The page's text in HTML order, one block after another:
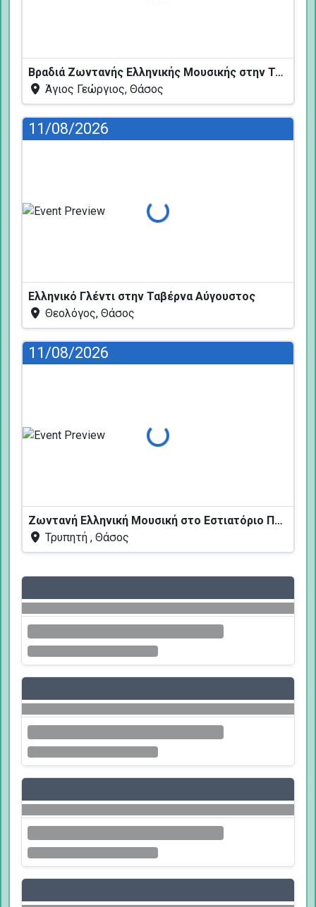
Βραδιά Ζωντανής Ελληνικής Μουσικής στην Ταβέρνα Κελάρι
Άγιος Γεώργιος, Θάσος
11/08/2026
Φόρτωση...
Ελληνικό Γλέντι στην Ταβέρνα Αύγουστος
Θεολόγος, Θάσος
11/08/2026
Φόρτωση...
Ζωντανή Ελληνική Μουσική στο Εστιατόριο Πεύκων
Τρυπητή , Θάσος